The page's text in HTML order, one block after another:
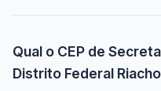
Qual o CEP de
Distrito Federal